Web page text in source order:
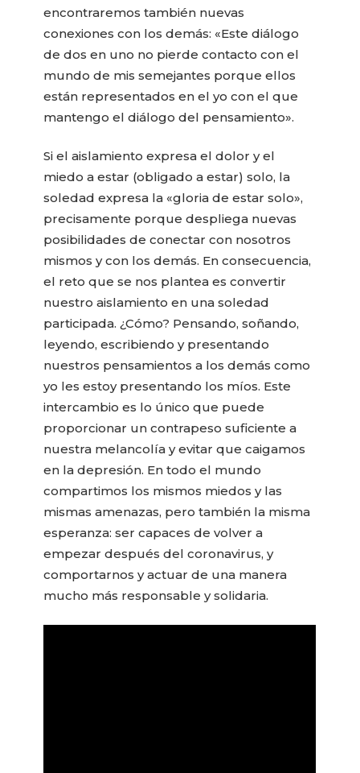
encontraremos también nuevas
conexiones con los demás: «Este diálogo
de dos en uno no pierde contacto con el
mundo de mis semejantes porque ellos
están representados en el yo con el que
mantengo el diálogo del pensamiento».
Si el aislamiento expresa el dolor y el
miedo a estar (obligado a estar) solo, la
soledad expresa la «gloria de estar solo»,
precisamente porque despliega nuevas
posibilidades de conectar con nosotros
mismos y con los demás. En consecuencia,
el reto que se nos plantea es convertir
nuestro aislamiento en una soledad
participada. ¿Cómo? Pensando, soñando,
leyendo, escribiendo y presentando
nuestros pensamientos a los demás como
yo les estoy presentando los míos. Este
intercambio es lo único que puede
proporcionar un contrapeso suficiente a
nuestra melancolía y evitar que caigamos
en la depresión. En todo el mundo
compartimos los mismos miedos y las
mismas amenazas, pero también la misma
esperanza: ser capaces de volver a
empezar después del coronavirus, y
comportarnos y actuar de una manera
mucho más responsable y solidaria.